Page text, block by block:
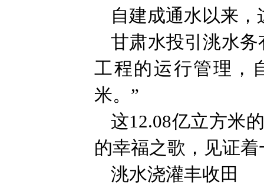
自建成通水以来
甘肃水投引洮水
工程的运行管理，
米。”
这12.08亿立方米
的幸福之歌，见证
洮水浇灌丰收田